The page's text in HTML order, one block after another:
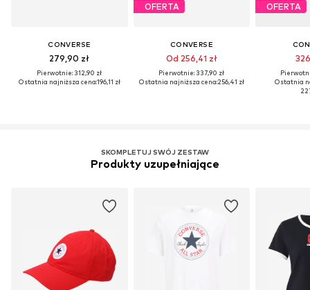
CONVERSE
279,90 zł
Pierwotnie: 312,90 zł
Ostatnia najniższa cena:196,11 zł
OFERTA
CONVERSE
Od 256,41 zł
Pierwotnie: 337,90 zł
Ostatnia najniższa cena:256,41 zł
OFERTA
Ostatnia
SKOMPLETUJ SWÓJ ZESTAW
Produkty uzupełniające